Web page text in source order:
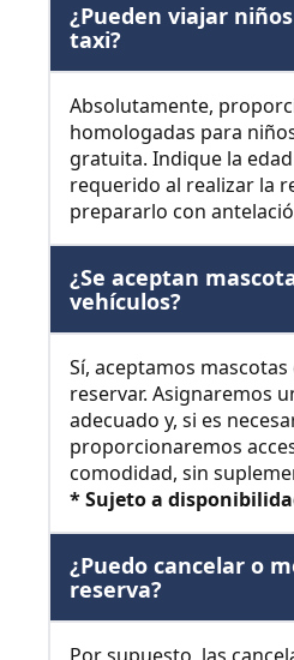
¿Pueden viajar
taxi?
Absolutamente,
homologadas para
gratuita. Indique la
requerido al realizar la
prepararlo con
¿Se aceptan
vehículos?
Sí, aceptamos
reservar. Asignaremos
adecuado y, si es
proporcionaremos
comodidad, sin
* Sujeto a
¿Puedo cancelar o
reserva?